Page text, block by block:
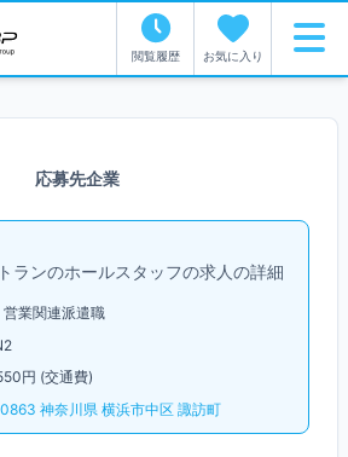
お気に入り
閲覧履歴
応募先企業
ランのホールスタッフの求人の詳細
営業関連派遣職
円 (交通費)
神奈川県 横浜市中区 諏訪町